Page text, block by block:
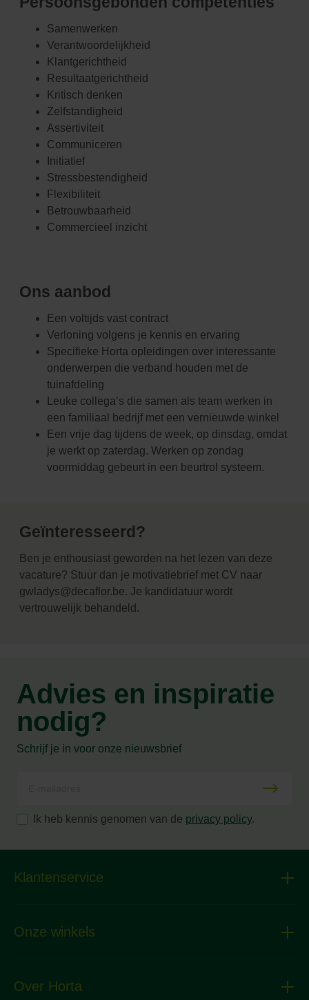
Samenwerken
Verantwoordelijkheid
Klantgerichtheid
Resultaatgerichtheid
Kritisch denken
Zelfstandigheid
Assertiviteit
Communiceren
Initiatief
Stressbestendigheid
Flexibiliteit
Betrouwbaarheid
Commercieel inzicht
Ons aanbod
Een voltijds vast contract
Verloning volgens je kennis en ervaring
Specifieke Horta opleidingen over interessante
onderwerpen die verband houden met de
tuinafdeling
Leuke collega’s die samen als team werken in
een familiaal bedrijf met een vernieuwde winkel
Een vrije dag tijdens de week, op dinsdag, omdat
je werkt op zaterdag. Werken op zondag
voormiddag gebeurt in een beurtrol systeem.
Geïnteresseerd?
Ben je enthousiast geworden na het lezen van deze
vacature? Stuur dan je motivatiebrief met CV naar
gwladys@decaflor.be. Je kandidatuur wordt
vertrouwelijk behandeld.
Advies en inspiratie
nodig?
Schrijf je in voor onze nieuwsbrief
Ik heb kennis genomen van de privacy policy.
Klantenservice
Onze winkels
Over Horta